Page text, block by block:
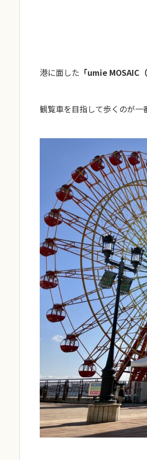
港に面した 「umie MOSAIC
観覧車を目指して歩くのが一